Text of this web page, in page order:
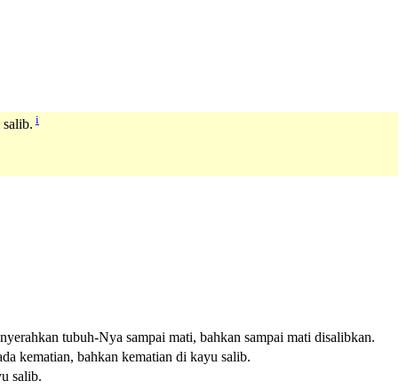
i
tubuh-Nya sampai mati, bahkan sampai mati disalibkan.
kematian, bahkan kematian di kayu salib.
salib.